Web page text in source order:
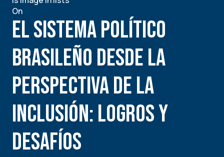
previene
sanciona
el
acoso
político
contra
mujeres?
On
El sistema político
brasileño desde la
perspectiva de la
inclusión: Logros y
desafíos